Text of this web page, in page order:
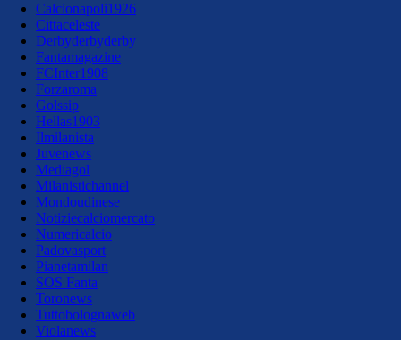
Calcionapoli1926
Cittaceleste
Derbyderbyderby
Fantamagazine
FCInter1908
Forzaroma
Golssip
Hellas1903
Ilmilanista
Juvenews
Mediagol
Milanistichannel
Mondoudinese
Notiziecalciomercato
Numericalcio
Padovasport
Pianetamilan
SOS Fanta
Toronews
Tuttobolognaweb
Violanews